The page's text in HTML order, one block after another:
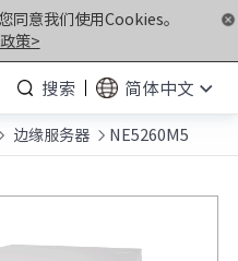
同意我们使用Cookies。
策>
搜索
简体中文
边缘服务器  NE5260M5